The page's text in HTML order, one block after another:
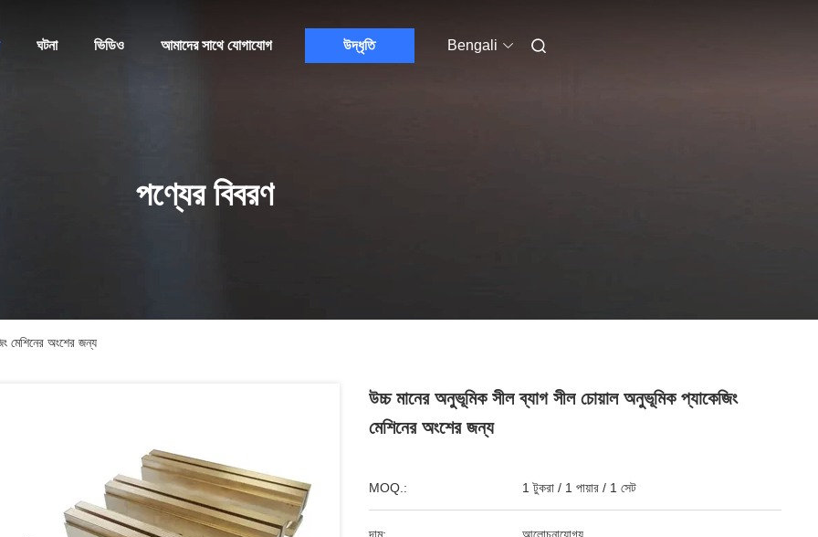
ঘটনা ভিডিও আমাদের সাথে যোগাযোগ উদ্ধৃতি Bengali
পণ্যের বিবরণ
মেশিনের অংশের জন্য
উচ্চ মানের অনুভূমিক সীল ব্যাগ সীল চোয়াল অনুভূমিক প্যাকেজিং
মেশিনের অংশের জন্য
MOQ.: 1 টুকরা / 1 পায়ার / 1 সেট